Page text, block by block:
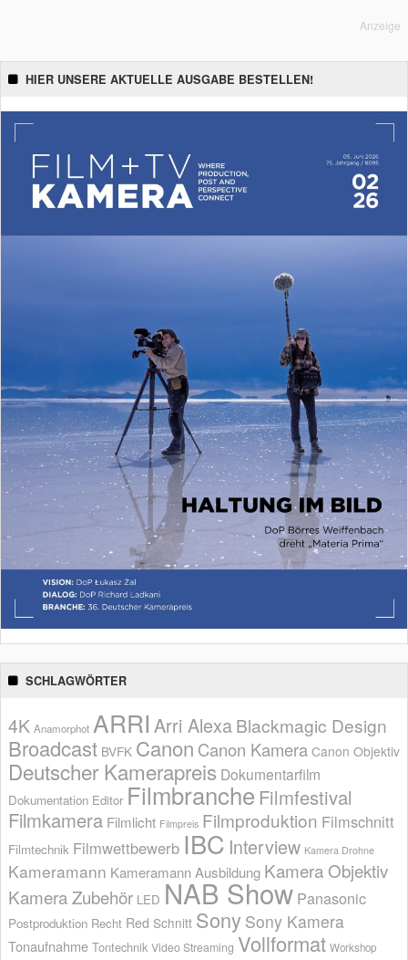
Anzeige
HIER UNSERE AKTUELLE AUSGABE BESTELLEN!
SCHLAGWÖRTER
4K Anamorphot ARRI Arri AlexaBlackmagic Design
Broadcast BVFK Canon Canon Kamera Canon Objektiv
Deutscher Kamerapreis Dokumentarfilm
Dokumentation Editor Filmbranche Filmfestival
Filmkamera Filmlicht Filmpreis Filmproduktion Filmschnitt
Filmtechnik Filmwettbewerb IBC Interview Kamera Drohne
Kameramann Kameramann Ausbildung Kamera Objektiv
Kamera Zubehör LED NAB Show Panasonic
Postproduktion Recht Red Schnitt Sony Sony Kamera
Tonaufnahme Tontechnik Video Streaming Vollformat Workshop